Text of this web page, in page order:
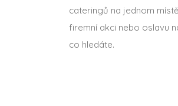
cateringů na jednom
firemní akci nebo oslavu
co hledáte.